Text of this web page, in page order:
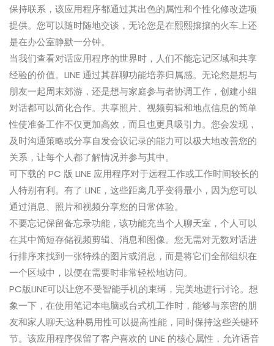
保持联系，该应用程序都通过其出色的属性和个性化修改选项
提供。您可以随时随地交谈，无论您是在熙熙攘攘的火车上还
是在办公室静默一分钟。
当我们查看对话应用程序的世界时，人们不能忘记区域和共享
经验的价值。LINE 通过其群聊功能培养归属感。无论您是想与
朋友一起周末郊游，还是想与家庭参与者协调工作，创建小组
对话都可以简化合作。共享照片、视频剪辑和地点信息的简单
性使准备工作不仅更加高效，而且也更具吸引力。您会发现，
及时沟通策略或分享自发会议记录的能力可以极大地改善您的
关系，让每个人都了解情况并参与其中。
可下载的 PC 版 LINE 应用程序对于远程工作或工作时间较长的
人特别有利。有了 LINE，这些距离几乎变得最小，因为您可以
通过消息、照片和视频分享您的日常体验。
不要忘记保留备忘录功能，该功能充当个人聊天室，个人可以
在其中简短存储视频剪辑、消息和图像。您无需对无数对话进
行排序来找到一张特殊的图片或消息，而是将它们全部组织在
一个区域中，以便在需要时非常轻松地访问。
PC版LINE可以让您不受智能手机的束缚，完美地进行讨论。想
象一下，在使用笔记本电脑或台式机工作时，能够与亲密的朋
友和家人聊天;这种易用性可以提高性能，同时保持这些关键环
节。该应用程序保留了客户喜欢的 LINE 的核心属性，允许语音